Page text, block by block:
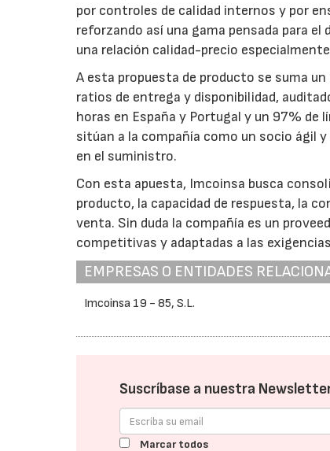
por controles de calidad internos y por
reforzando así una gama pensada para
una relación calidad-precio
A esta propuesta de producto se suma
ratios de entrega y disponibilidad,
horas en España y Portugal y un 97%
sitúan a la compañía como un socio ágil
en el suministro.
Con esta apuesta, Imcoinsa busca
producto, la capacidad de respuesta, la
venta. Sin duda la compañía es un
competitivas y adaptadas a las
EMPRESAS O ENTIDADES
Imcoinsa 19 - 85, S.L.
Suscríbase a nuestra
Marcar todos